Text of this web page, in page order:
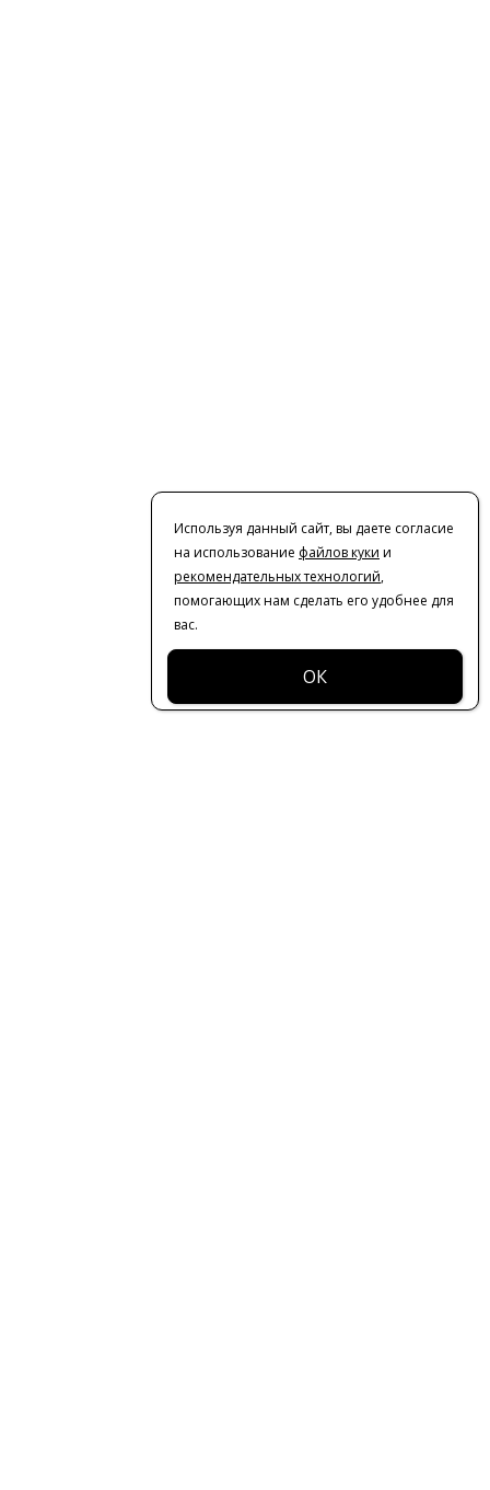
Используя данный сайт, вы даете согласие
на использование файлов куки и
рекомендательных технологий,
помогающих нам сделать его удобнее для
вас.